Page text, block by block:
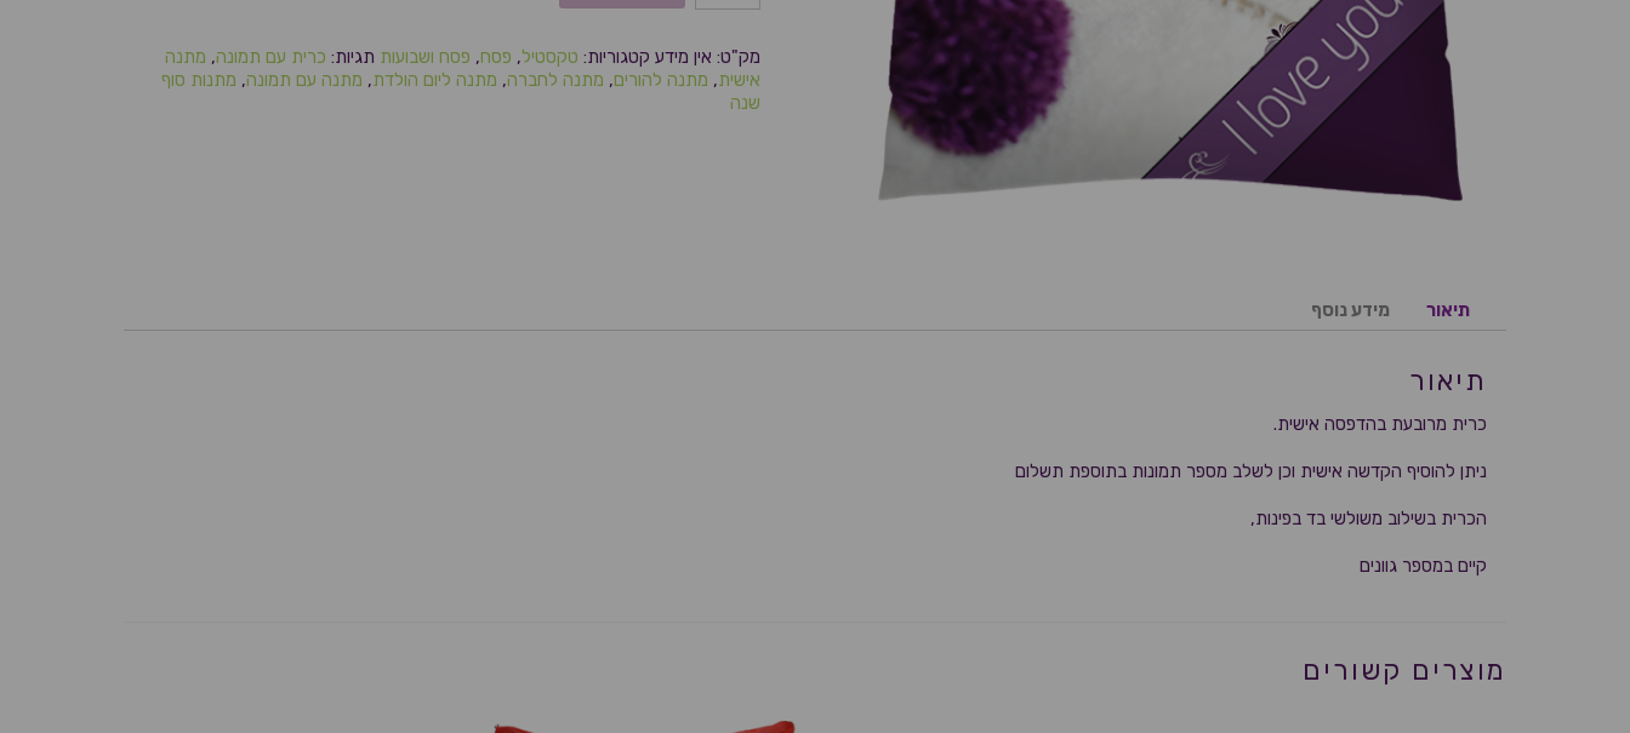
מק"ט: אין מידע קטגוריות: טקסטיל, פסח, פסח ושבועות תגיות: כרית עם תמונה, מתנה
אישית, מתנה להורים, מתנה לחברה, מתנה ליום הולדת, מתנה עם תמונה, מתנות סוף
שנה
תיאור מידע נוסף
תיאור
כרית מרובעת בהדפסה אישית.
ניתן להוסיף הקדשה אישית וכן לשלב מספר תמונות בתוספת תשלום
הכרית בשילוב משולשי בד בפינות,
קיים במספר גוונים
מוצרים קשורים